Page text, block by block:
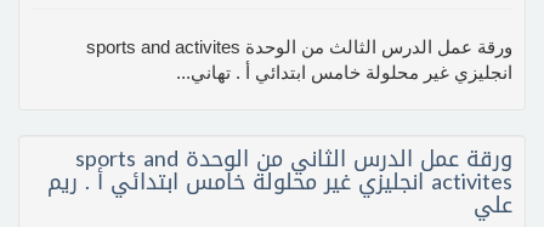
ورقة عمل الدرس الثالث من الوحدة sports and activites
انجليزي غير محلولة خامس ابتدائي أ . تهاني...
ورقة عمل الدرس الثاني من الوحدة sports and
activites انجليزي غير محلولة خامس ابتدائي أ . ريم
علي